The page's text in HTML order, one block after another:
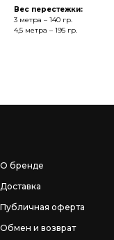
Вес перестежки:
3 метра – 140 гр.
4,5 метра – 195 гр.
О бренде
Доставка
Публичная оферта
Обмен и возврат